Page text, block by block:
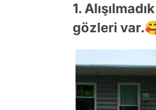
1.
gözleri